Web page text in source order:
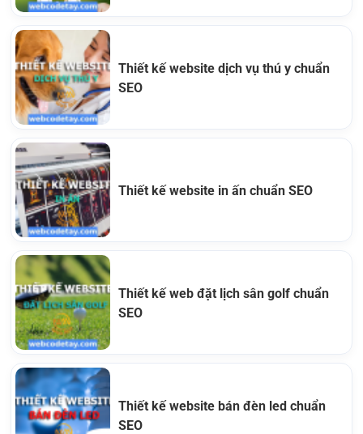
Thiết kế website dịch vụ thú y chuẩn
SEO
Thiết kế website in ấn chuẩn SEO
Thiết kế web đặt lịch sân golf chuẩn
SEO
Thiết kế website bán đèn led chuẩn
SEO